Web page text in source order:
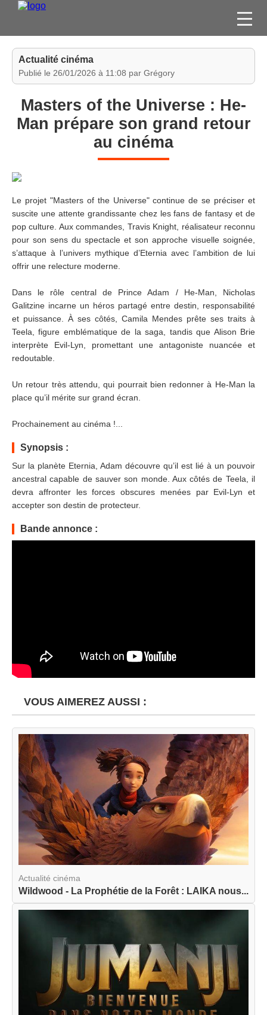
FILMS
JEUX VIDÉO
CONCOURS
MEMBRE
Actualité cinéma
Publié le 26/01/2026 à 11:08 par Grégory
Masters of the Universe : He-
Man prépare son grand retour
au cinéma
Le projet "Masters of the Universe" continue de se préciser et
suscite une attente grandissante chez les fans de fantasy et de
pop culture. Aux commandes, Travis Knight, réalisateur reconnu
pour son sens du spectacle et son approche visuelle soignée,
s’attaque à l’univers mythique d’Eternia avec l’ambition de lui
offrir une relecture moderne.
Dans le rôle central de Prince Adam / He-Man, Nicholas
Galitzine incarne un héros partagé entre destin, responsabilité
et puissance. À ses côtés, Camila Mendes prête ses traits à
Teela, figure emblématique de la saga, tandis que Alison Brie
interprète Evil-Lyn, promettant une antagoniste nuancée et
redoutable.
Un retour très attendu, qui pourrait bien redonner à He-Man la
place qu’il mérite sur grand écran.
Prochainement au cinéma !...
Synopsis :
Sur la planète Eternia, Adam découvre qu’il est lié à un pouvoir
ancestral capable de sauver son monde. Aux côtés de Teela, il
devra affronter les forces obscures menées par Evil-Lyn et
accepter son destin de protecteur.
Bande annonce :
VOUS AIMEREZ AUSSI :
Actualité cinéma
Wildwood - La Prophétie de la Forêt : LAIKA nous...